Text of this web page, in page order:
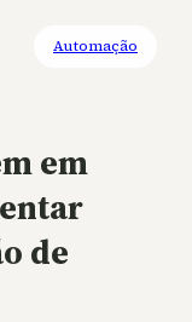
Automação
em
de